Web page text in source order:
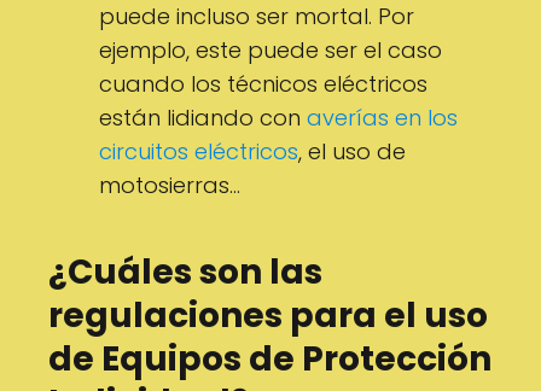
puede incluso ser mortal. Por
ejemplo, este puede ser el caso
cuando los técnicos eléctricos
están lidiando con averías en los
circuitos eléctricos, el uso de
motosierras…
¿Cuáles son las
regulaciones para el uso
de Equipos de Protección